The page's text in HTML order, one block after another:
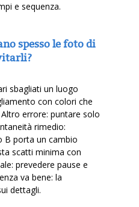
e sequenza.
spesso le foto di
sbagliati un luogo
con colori che
errore: puntare solo
rimedio:
B porta un cambio
scatti minima con
prevedere pause e
va bene: la
dettagli.